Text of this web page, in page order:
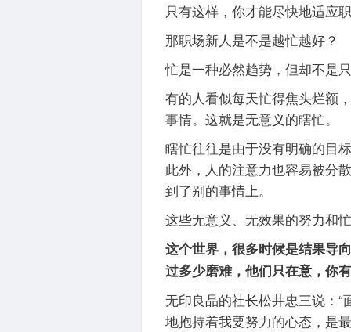
只有这样，你才能尽快地适应
那职场新人是不是越忙越好？
忙是一种必然趋势，但却不是
有的人看似每天忙得焦头烂额
事情。这就是无意义的瞎忙。
瞎忙往往是由于没有明确的目
此外，人的注意力也容易被分
到了别的事情上。
这些无意义、无效果的努力和
这个世界，很多时候是结果导
过多少磨难，他们只在意，你
无印良品的社长松井忠三说：
地抱持着我要努力的心态，是